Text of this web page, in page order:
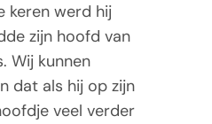
keren werd hij
zijn hoofd van
Wij kunnen
dat als hij op zijn
veel verder